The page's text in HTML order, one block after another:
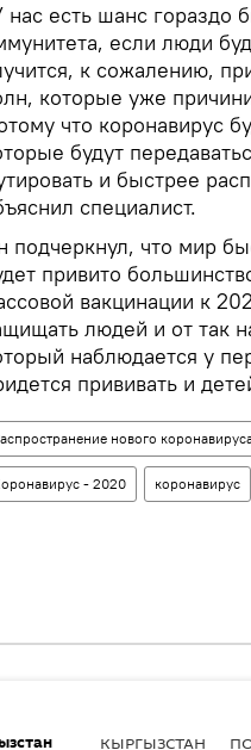
нас есть шанс гораздо
если люди
к сожалению,
которые уже
что коронавирус
будут
и быстрее
специалист.
подчеркнул, что мир
привито
вакцинации к
людей и от так
наблюдается у
прививать и
нового
- 2020 коронавирус
КЫРГЫЗСТАН